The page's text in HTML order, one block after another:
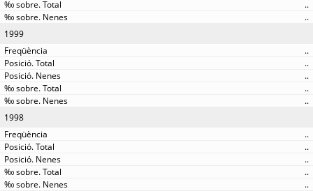
..
..
1999
..
..
..
..
..
1998
..
..
..
..
..